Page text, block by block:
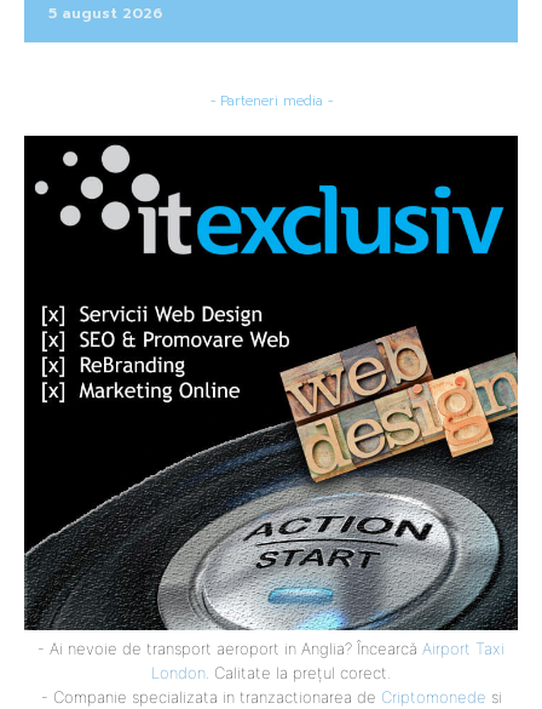
5 august 2026
- Parteneri media -
- Ai nevoie de transport aeroport in Anglia? Încearcă Airport Taxi
London . Calitate la prețul corect.
- Companie specializata in tranzactionarea de Criptomonede si